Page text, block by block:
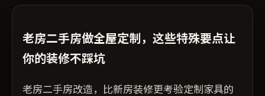
老房二手房做全屋定制，这些特殊要点让
你的装修不踩坑
老房二手房改造，比新房装修更考验定制家具的